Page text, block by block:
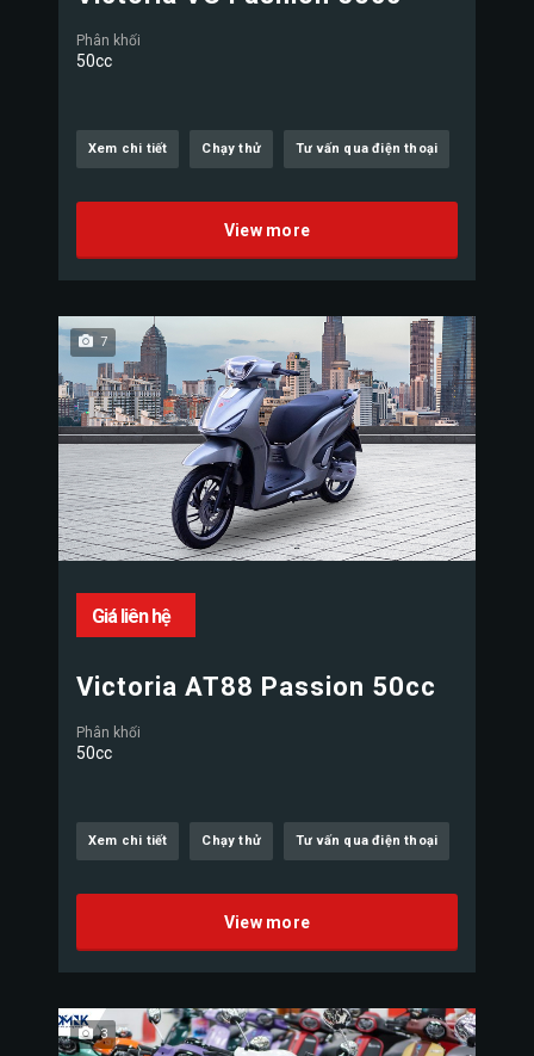
Phân khối
50cc
Xem chi tiết Chạy thử Tư vấn qua điện thoại
View more
7
Giá liên hệ
Victoria AT88 Passion 50cc
Phân khối
50cc
Xem chi tiết Chạy thử Tư vấn qua điện thoại
View more
3